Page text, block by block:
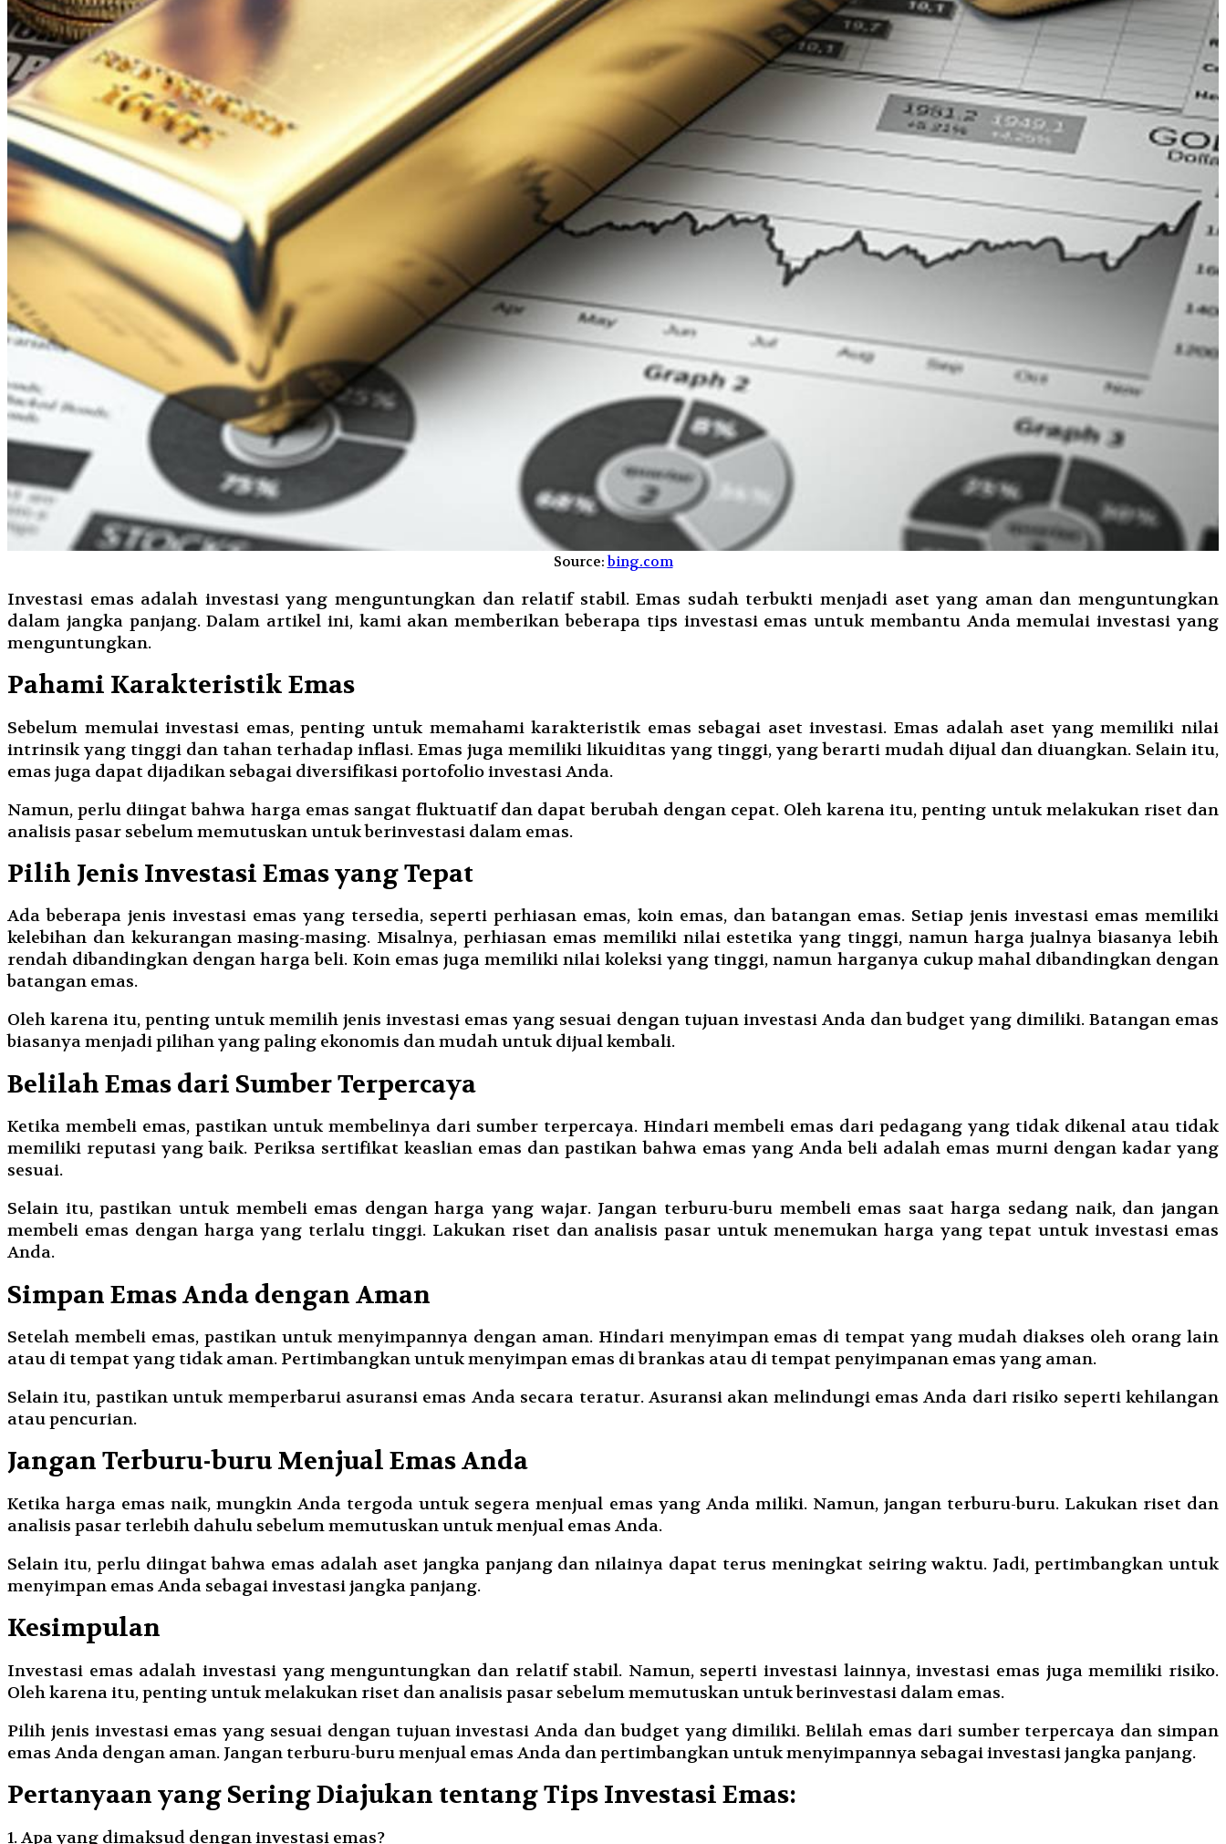
Source:bing.com
Investasi emas adalah investasi yang menguntungkan dan relatif stabil. Emas sudah terbukti menjadi aset yang aman dan menguntungkan
dalam jangka panjang. Dalam artikel ini, kami akan memberikan beberapa tips investasi emas untuk membantu Anda memulai investasi yang
menguntungkan.
Pahami Karakteristik Emas
Sebelum memulai investasi emas, penting untuk memahami karakteristik emas sebagai aset investasi. Emas adalah aset yang memiliki nilai
intrinsik yang tinggi dan tahan terhadap inflasi. Emas juga memiliki likuiditas yang tinggi, yang berarti mudah dijual dan diuangkan. Selain itu,
emas juga dapat dijadikan sebagai diversifikasi portofolio investasi Anda.
Namun, perlu diingat bahwa harga emas sangat fluktuatif dan dapat berubah dengan cepat. Oleh karena itu, penting untuk melakukan riset dan
analisis pasar sebelum memutuskan untuk berinvestasi dalam emas.
Pilih Jenis Investasi Emas yang Tepat
Ada beberapa jenis investasi emas yang tersedia, seperti perhiasan emas, koin emas, dan batangan emas. Setiap jenis investasi emas memiliki
kelebihan dan kekurangan masing-masing. Misalnya, perhiasan emas memiliki nilai estetika yang tinggi, namun harga jualnya biasanya lebih
rendah dibandingkan dengan harga beli. Koin emas juga memiliki nilai koleksi yang tinggi, namun harganya cukup mahal dibandingkan dengan
batangan emas.
Oleh karena itu, penting untuk memilih jenis investasi emas yang sesuai dengan tujuan investasi Anda dan budget yang dimiliki. Batangan emas
biasanya menjadi pilihan yang paling ekonomis dan mudah untuk dijual kembali.
Belilah Emas dari Sumber Terpercaya
Ketika membeli emas, pastikan untuk membelinya dari sumber terpercaya. Hindari membeli emas dari pedagang yang tidak dikenal atau tidak
memiliki reputasi yang baik. Periksa sertifikat keaslian emas dan pastikan bahwa emas yang Anda beli adalah emas murni dengan kadar yang
sesuai.
Selain itu, pastikan untuk membeli emas dengan harga yang wajar. Jangan terburu-buru membeli emas saat harga sedang naik, dan jangan
membeli emas dengan harga yang terlalu tinggi. Lakukan riset dan analisis pasar untuk menemukan harga yang tepat untuk investasi emas
Anda.
Simpan Emas Anda dengan Aman
Setelah membeli emas, pastikan untuk menyimpannya dengan aman. Hindari menyimpan emas di tempat yang mudah diakses oleh orang lain
atau di tempat yang tidak aman. Pertimbangkan untuk menyimpan emas di brankas atau di tempat penyimpanan emas yang aman.
Selain itu, pastikan untuk memperbarui asuransi emas Anda secara teratur. Asuransi akan melindungi emas Anda dari risiko seperti kehilangan
atau pencurian.
Jangan Terburu-buru Menjual Emas Anda
Ketika harga emas naik, mungkin Anda tergoda untuk segera menjual emas yang Anda miliki. Namun, jangan terburu-buru. Lakukan riset dan
analisis pasar terlebih dahulu sebelum memutuskan untuk menjual emas Anda.
Selain itu, perlu diingat bahwa emas adalah aset jangka panjang dan nilainya dapat terus meningkat seiring waktu. Jadi, pertimbangkan untuk
menyimpan emas Anda sebagai investasi jangka panjang.
Kesimpulan
Investasi emas adalah investasi yang menguntungkan dan relatif stabil. Namun, seperti investasi lainnya, investasi emas juga memiliki risiko.
Oleh karena itu, penting untuk melakukan riset dan analisis pasar sebelum memutuskan untuk berinvestasi dalam emas.
Pilih jenis investasi emas yang sesuai dengan tujuan investasi Anda dan budget yang dimiliki. Belilah emas dari sumber terpercaya dan simpan
emas Anda dengan aman. Jangan terburu-buru menjual emas Anda dan pertimbangkan untuk menyimpannya sebagai investasi jangka panjang.
Pertanyaan yang Sering Diajukan tentang Tips Investasi Emas:
1. Apa yang dimaksud dengan investasi emas?